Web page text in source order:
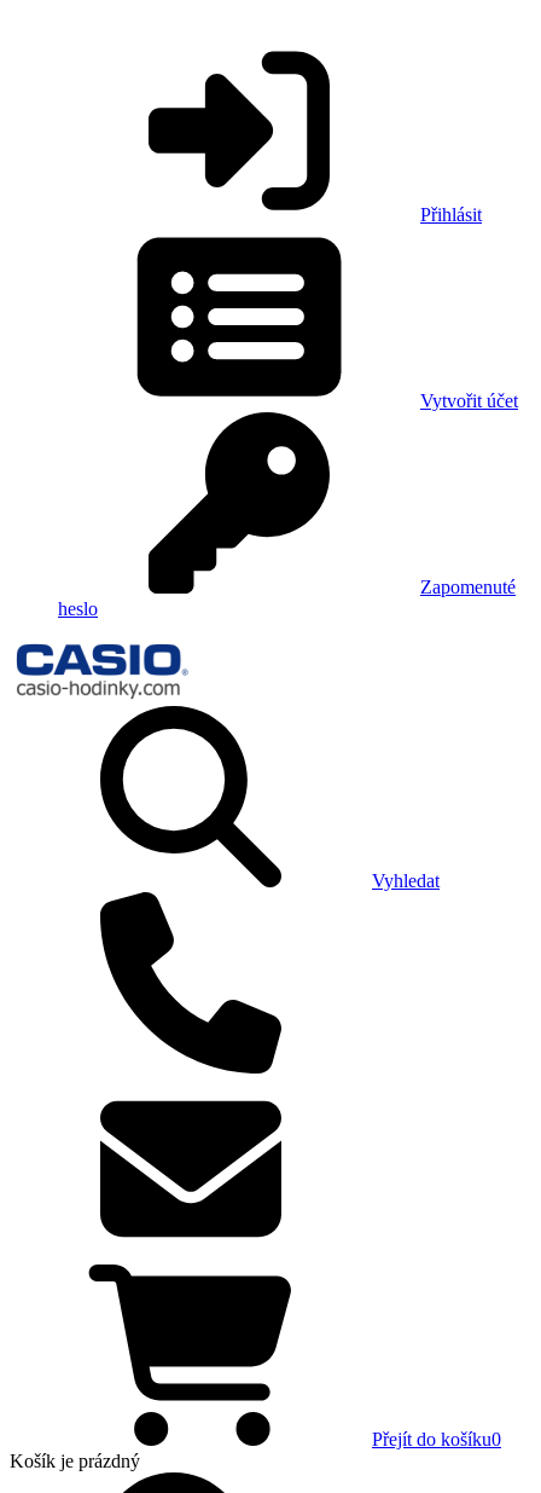
Přihlásit
Vytvořit účet
Zapomenuté
heslo
Vyhledat
Přejít do košíku0
Košík je prázdný